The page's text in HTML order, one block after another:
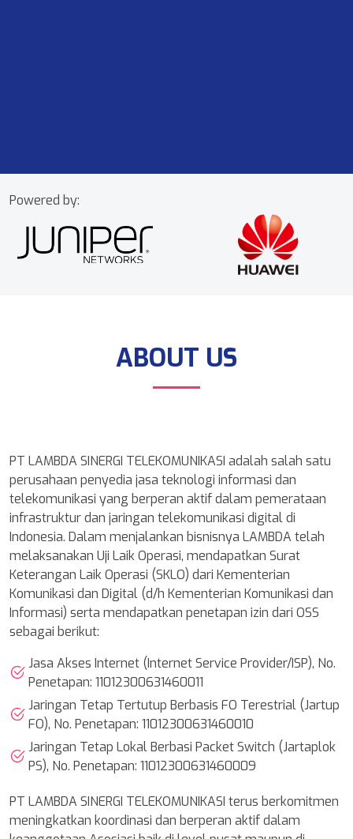
Powered by:
ABOUT US
PT LAMBDA SINERGI TELEKOMUNIKASI adalah salah satu
perusahaan penyedia jasa teknologi informasi dan
telekomunikasi yang berperan aktif dalam pemerataan
infrastruktur dan jaringan telekomunikasi digital di
Indonesia. Dalam menjalankan bisnisnya LAMBDA telah
melaksanakan Uji Laik Operasi, mendapatkan Surat
Keterangan Laik Operasi (SKLO) dari Kementerian
Komunikasi dan Digital (d/h Kementerian Komunikasi dan
Informasi) serta mendapatkan penetapan izin dari OSS
sebagai berikut:
Jasa Akses Internet (Internet Service Provider/ISP), No.
Penetapan: 11012300631460011
Jaringan Tetap Tertutup Berbasis FO Terestrial (Jartup
FO), No. Penetapan: 11012300631460010
Jaringan Tetap Lokal Berbasi Packet Switch (Jartaplok
PS), No. Penetapan: 11012300631460009
PT LAMBDA SINERGI TELEKOMUNIKASI terus berkomitmen
meningkatkan koordinasi dan berperan aktif dalam